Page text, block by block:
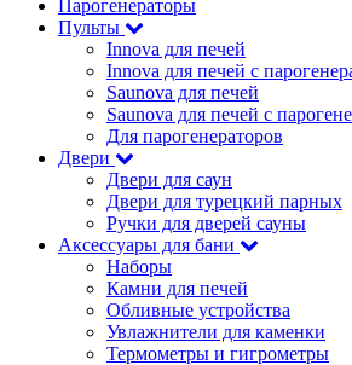
Парогенераторы
Пульты
Innova для печей
Innova для печей с
Saunova для печей
Saunova для печей с
Для парогенераторов
Двери
Двери для саун
Двери для турецкий парных
Ручки для дверей сауны
Аксессуары для бани
Наборы
Камни для печей
Обливные устройства
Увлажнители для каменки
Термометры и гигрометры